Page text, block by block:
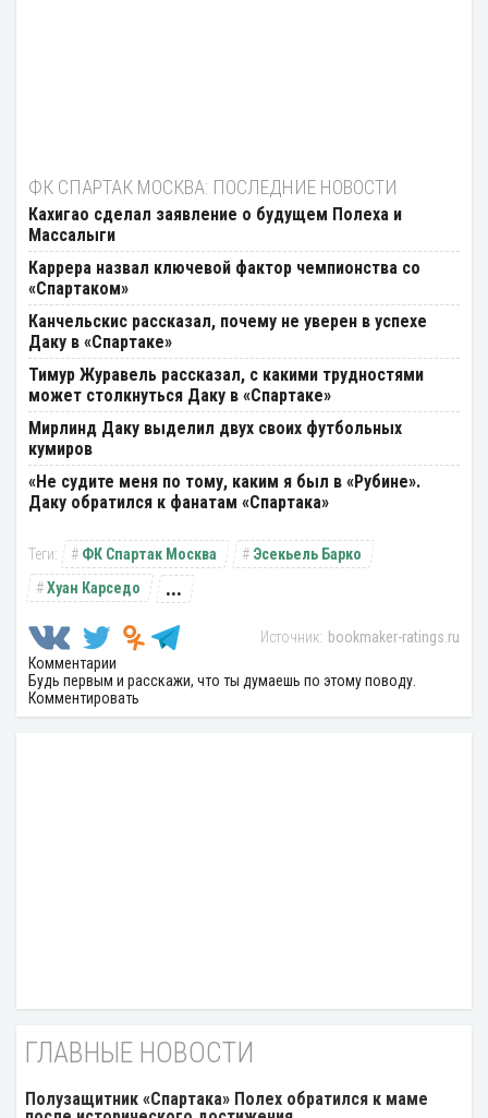
ФК СПАРТАК МОСКВА: ПОСЛЕДНИЕ НОВОСТИ
Кахигао сделал заявление о будущем Полеха и
Массалыги
Каррера назвал ключевой фактор чемпионства со
«Спартаком»
Канчельскис рассказал, почему не уверен в успехе
Даку в «Спартаке»
Тимур Журавель рассказал, с какими трудностями
может столкнуться Даку в «Спартаке»
Мирлинд Даку выделил двух своих футбольных
кумиров
«Не судите меня по тому, каким я был в «Рубине».
Даку обратился к фанатам «Спартака»
ФК Спартак Москва
Эсекьель Барко
Хуан Карседо
...
bookmaker-ratings.ru
Комментарии
Будь первым и расскажи, что ты думаешь по этому поводу.
Комментировать
ГЛАВНЫЕ НОВОСТИ
Полузащитник «Спартака» Полех обратился к маме